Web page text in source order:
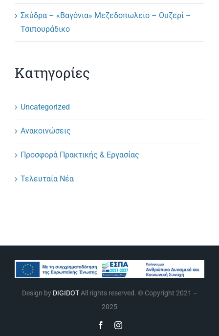
Σκύδρα – «Βαγόνια» Μεζεδοπωλείο – Ουζερί –
Τσιπουράδικο
Κατηγορίες
Uncategorized
Ανακοινώσεις
Προσφορά Πρακτικής & Εργασίας
Τελευταία Νέα
Design by DIGIDOT All rights reserved. © Copyright 2021 –
2025